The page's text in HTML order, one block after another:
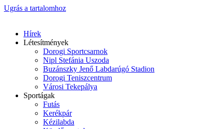
Ugrás a tartalomhoz
Hírek
Létesítmények
Dorogi Sportcsarnok
Nipl Stefánia Uszoda
Buzánszky Jenő Labdarúgó Stadion
Dorogi Teniszcentrum
Városi Tekepálya
Sportágak
Futás
Kerékpár
Kézilabda